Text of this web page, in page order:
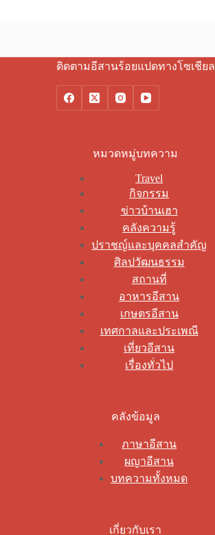
ติดตามอีสานร้อยแปดทางโซเชียล
หมวดหมู่บทความ
Travel
กิจกรรม
ข่าวบ้านเฮา
คลังความรู้
ปราชญ์และบุคคลสำคัญ
ศิลปวัฒนธรรม
สถานที่
อาหารอีสาน
เกษตรอีสาน
เทศกาลและประเพณี
เที่ยวอีสาน
เรื่องทั่วไป
คลังข้อมูล
ภาษาอีสาน
ผญาอีสาน
บทความทั้งหมด
เกี่ยวกับเรา